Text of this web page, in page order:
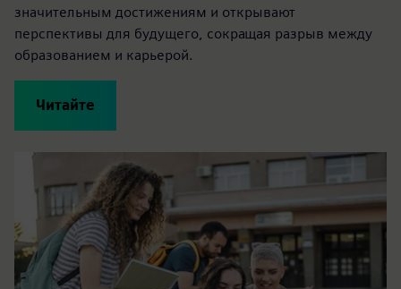
значительным достижениям и открывают
перспективы для будущего, сокращая разрыв между
образованием и карьерой.
Читайте